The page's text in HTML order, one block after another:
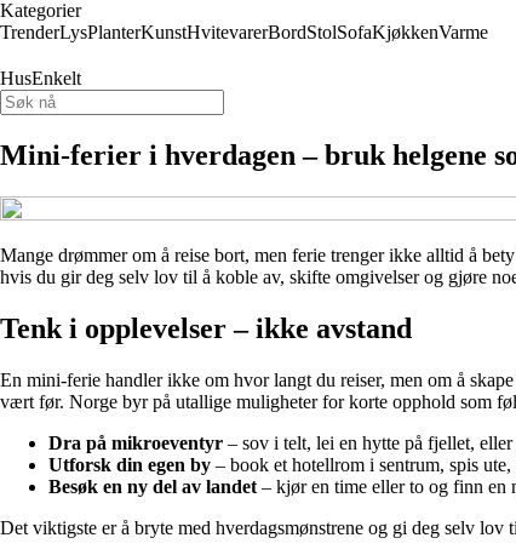
Kategorier
TrenderLysPlanterKunstHvitevarerBordStolSofaKjøkkenVarme
HusEnkelt
Mini-ferier i hverdagen – bruk helgene
Mange drømmer om å reise bort, men ferie trenger ikke alltid å
hvis du gir deg selv lov til å koble av, skifte omgivelser og gjøre
Tenk i opplevelser – ikke avstand
En mini-ferie handler ikke om hvor langt du reiser, men om å
vært før. Norge byr på utallige muligheter for korte opphold som
Dra på mikroeventyr – sov i telt, lei en hytte på fjellet,
Utforsk din egen by – book et hotellrom i sentrum, spis
Besøk en ny del av landet – kjør en time eller to og finn en
Det viktigste er å bryte med hverdagsmønstrene og gi deg selv